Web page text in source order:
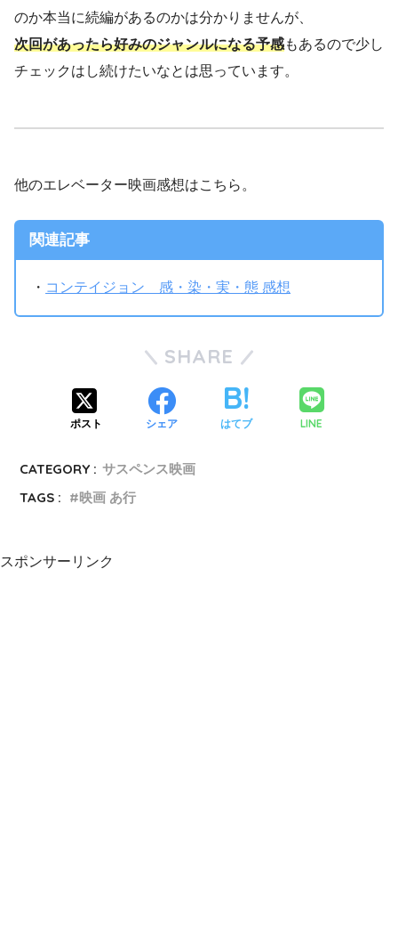
のか本当に続編があるのかは分かりませんが、
次回があったら好みのジャンルになる予感もあるので少し
チェックはし続けたいなとは思っています。
他のエレベーター映画感想はこちら。
関連記事
・ コンテイジョン 感・染・実・態 感想
SHARE
ポスト シェア はてブ LINE
CATEGORY : サスペンス映画
TAGS :
映画 あ行
スポンサーリンク